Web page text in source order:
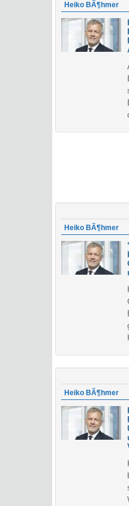
Heiko BÃ¶hmer
Heiko BÃ¶hmer
Heiko BÃ¶hmer